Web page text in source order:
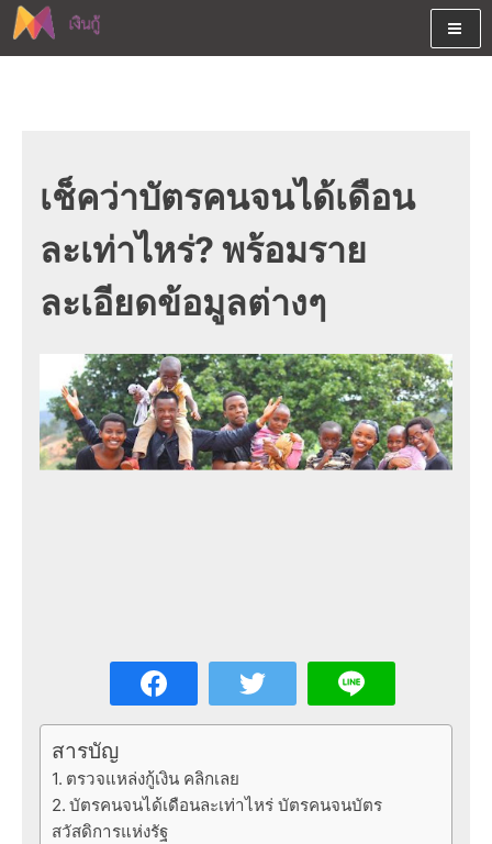
Skip
to
เงินสด และมีรีไฟแนนซ์ด้วย
เช็คว่าบัตรคนจนได้เดือน
ละเท่าไหร่? พร้อมราย
ละเอียดข้อมูลต่างๆ
สารบัญ
ตรวจแหล่งกู้เงิน คลิกเลย
บัตรคนจนได้เดือนละเท่าไหร่ บัตรคนจนบัตร
สวัสดิการแห่งรัฐ